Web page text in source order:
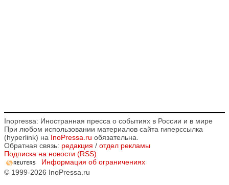
Inopressa: Иностранная пресса о событиях в России и в мире
При любом использовании материалов сайта гиперссылка
(hyperlink) на InoPressa.ru обязательна.
Обратная связь: редакция / отдел рекламы
Подписка на новости (RSS)
Информация об ограничениях
© 1999-2026 InoPressa.ru